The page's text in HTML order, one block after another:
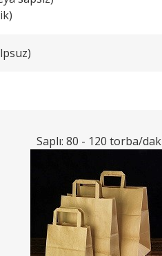
Saplı: 80 - 120 torba/dak